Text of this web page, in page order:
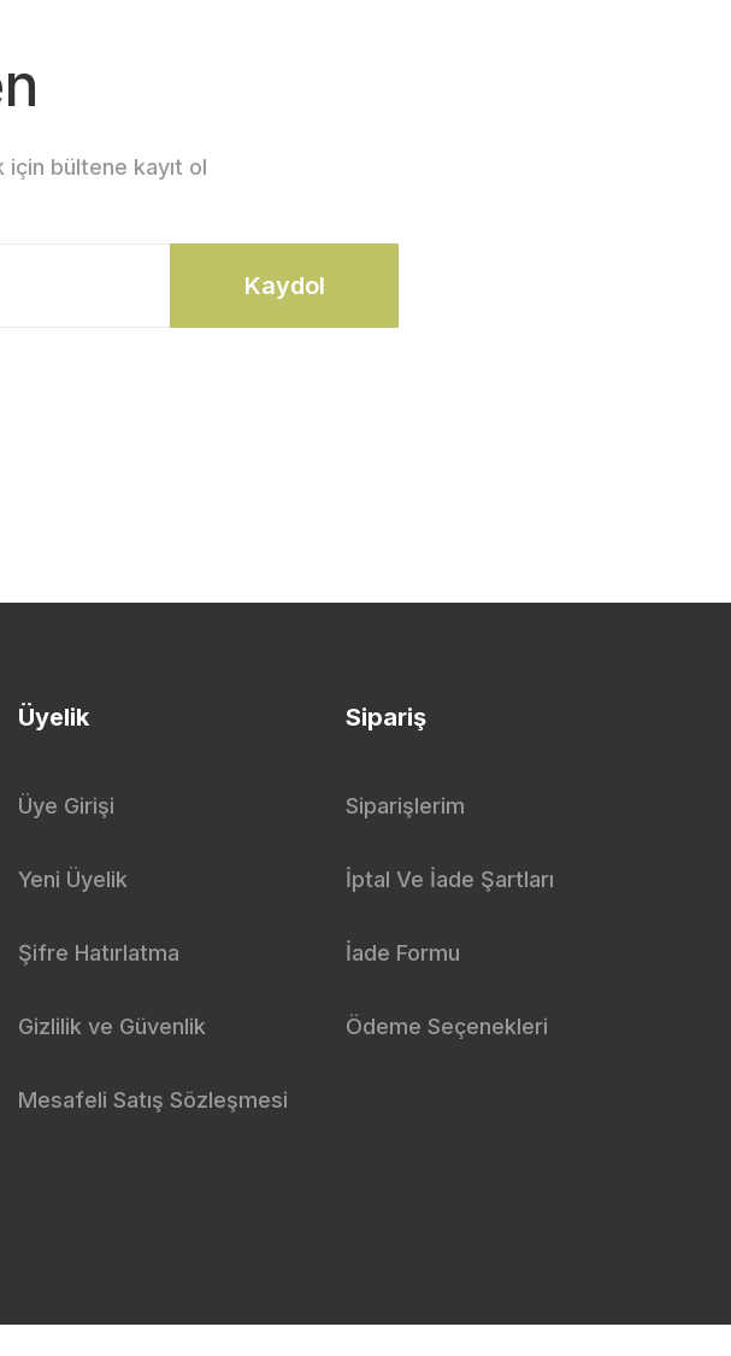
bültene kayıt ol
Kaydol
Üyelik
Üye Girişi
Yeni Üyelik
Şifre Hatırlatma
Gizlilik ve Güvenlik
Mesafeli Satış Sözleşmesi
Sipariş
Siparişlerim
İptal Ve İade Şartları
İade Formu
Ödeme Seçenekleri